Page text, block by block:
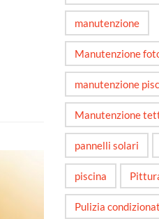
manutenzione
Manutenzione
manutenzione
Manutenzione
pannelli solari
piscina
Pulizia